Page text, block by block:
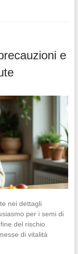
e
nei dettagli
per i semi di
del rischio.
di vitalità